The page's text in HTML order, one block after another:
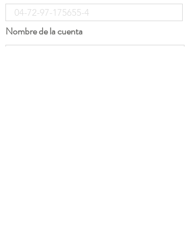
Nombre de la cuenta